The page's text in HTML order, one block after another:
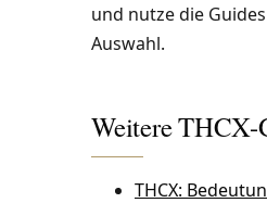
und nutze die
Auswahl.
Weitere THCX-
THCX: